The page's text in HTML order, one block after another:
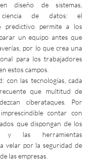
en diseño de sistemas,
ciencia de datos: el
predictivo permite a los
un equipo antes que
por lo que crea una
para los trabajadores
estos campos.
con las tecnologías, cada
que multitud de
ciberataques. Por
contar con
que dispongan de los
y las herramientas
velar por la seguridad de
las empresas.